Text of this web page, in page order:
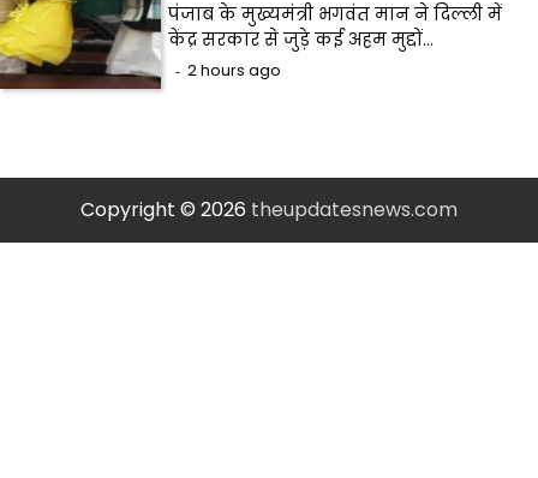
पंजाब के मुख्यमंत्री भगवंत मान ने दिल्ली में
केंद्र सरकार से जुड़े कई अहम मुद्दों…
2 hours ago
Copyright © 2026 theupdatesnews.com